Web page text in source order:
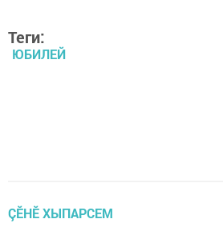
Теги:
ЮБИЛЕЙ
ÇӖНӖ ХЫПАРСЕМ